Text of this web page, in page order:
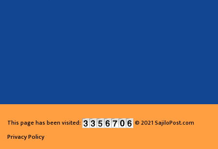
This page has been visited: © 2021 SajiloPost.com
Privacy Policy